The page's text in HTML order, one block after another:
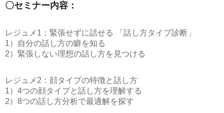
〇セミナー内容：
レジュメ1：緊張せずに話せる 「話し方タイプ診断」
1）自分の話し方の癖を知る
2）緊張しない理想の話し方を見つける
レジュメ2：顔タイプの特徴と話し方
1）4つの顔タイプと話し方を理解する
2）8つの話し方分析で最適解を探す